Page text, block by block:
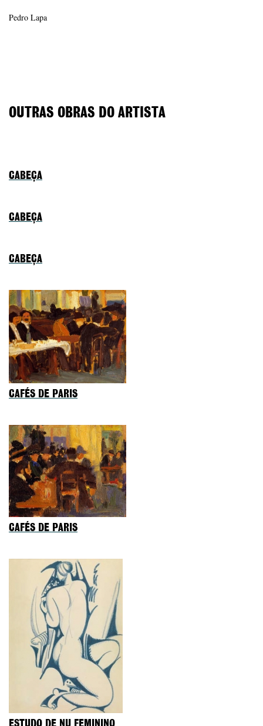
Pedro Lapa
OUTRAS OBRAS DO ARTISTA
CABEÇA
CABEÇA
CABEÇA
CAFÉS DE PARIS
CAFÉS DE PARIS